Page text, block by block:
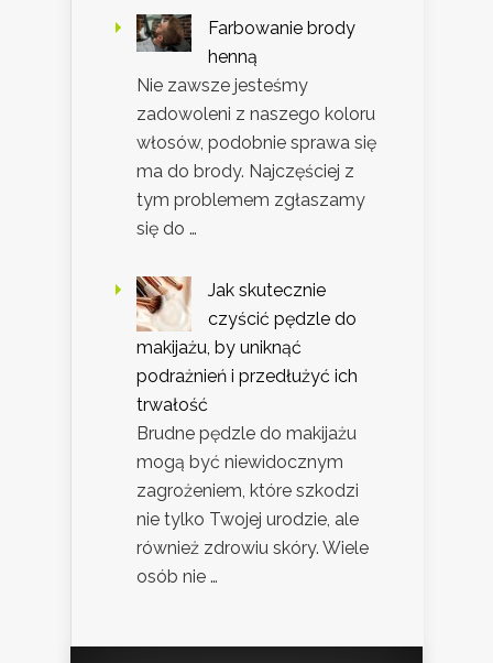
Farbowanie brody
henną
Nie zawsze jesteśmy
zadowoleni z naszego koloru
włosów, podobnie sprawa się
ma do brody. Najczęściej z
tym problemem zgłaszamy
się do …
Jak skutecznie
czyścić pędzle do
makijażu, by uniknąć
podrażnień i przedłużyć ich
trwałość
Brudne pędzle do makijażu
mogą być niewidocznym
zagrożeniem, które szkodzi
nie tylko Twojej urodzie, ale
również zdrowiu skóry. Wiele
osób nie …